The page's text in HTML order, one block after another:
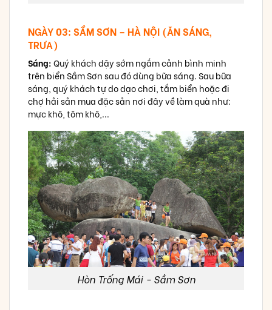
NGÀY 03: SẦM SƠN – HÀ NỘI (ĂN SÁNG,
TRƯA)
Sáng:Quý khách dậy sớm ngắm cảnh bình minh
trên biển Sầm Sơn sau đó dùng bữa sáng. Sau bữa
sáng, quý khách tự do dạo chơi, tắm biển hoặc đi
chợ hải sản mua đặc sản nơi đây về làm quà như:
mực khô, tôm khô,...
Hòn Trống Mái - Sầm Sơn